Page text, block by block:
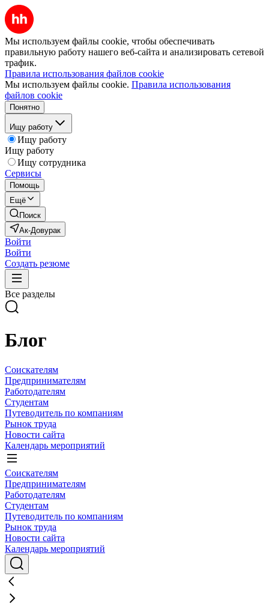
Мы используем файлы cookie, чтобы обеспечивать
правильную работу нашего веб-сайта и анализировать сетевой
трафик.
Правила использования файлов cookie
Мы используем файлы cookie. Правила использования
файлов cookie
Понятно
Ищу работу
Ищу работу
Ищу работу
Ищу сотрудника
Сервисы
Помощь
Ещё
Поиск
Ак-Довурак
Войти
Войти
Создать резюме
Все разделы
Блог
Соискателям
Предпринимателям
Работодателям
Студентам
Путеводитель по компаниям
Рынок труда
Новости сайта
Календарь мероприятий
Соискателям
Предпринимателям
Работодателям
Студентам
Путеводитель по компаниям
Рынок труда
Новости сайта
Календарь мероприятий